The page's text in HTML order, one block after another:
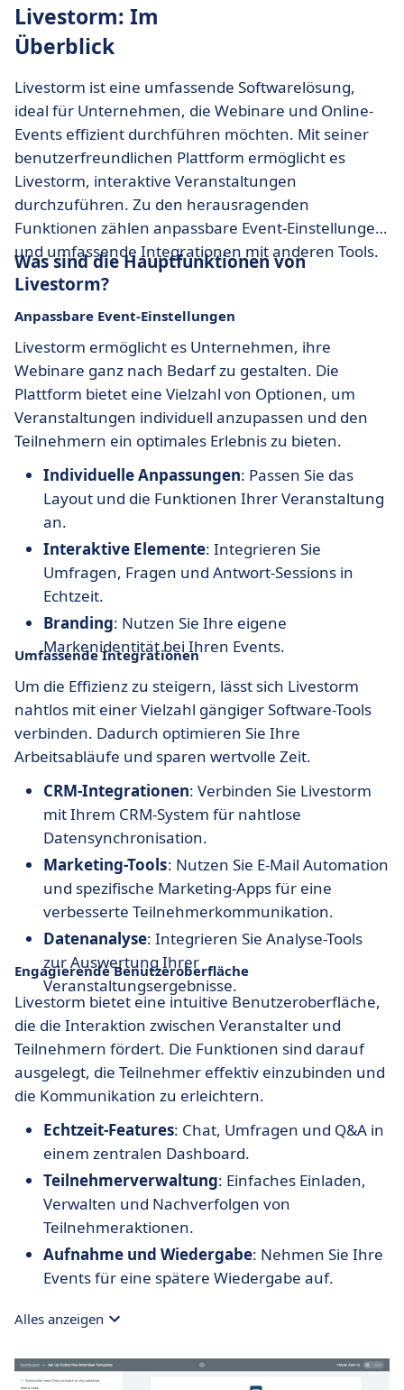
Livestorm: Im
Überblick
Livestorm ist eine umfassende Softwarelösung,
ideal für Unternehmen, die Webinare und Online-
Events effizient durchführen möchten. Mit seiner
benutzerfreundlichen Plattform ermöglicht es
Livestorm, interaktive Veranstaltungen
durchzuführen. Zu den herausragenden
Funktionen zählen anpassbare Event-Einstellungen
und umfassende Integrationen mit anderen Tools.
Was sind die Hauptfunktionen von
Livestorm?
Anpassbare Event-Einstellungen
Livestorm ermöglicht es Unternehmen, ihre
Webinare ganz nach Bedarf zu gestalten. Die
Plattform bietet eine Vielzahl von Optionen, um
Veranstaltungen individuell anzupassen und den
Teilnehmern ein optimales Erlebnis zu bieten.
Individuelle Anpassungen: Passen Sie das
Layout und die Funktionen Ihrer Veranstaltung
an.
Interaktive Elemente: Integrieren Sie
Umfragen, Fragen und Antwort-Sessions in
Echtzeit.
Branding: Nutzen Sie Ihre eigene
Markenidentität bei Ihren Events.
Umfassende Integrationen
Um die Effizienz zu steigern, lässt sich Livestorm
nahtlos mit einer Vielzahl gängiger Software-Tools
verbinden. Dadurch optimieren Sie Ihre
Arbeitsabläufe und sparen wertvolle Zeit.
CRM-Integrationen: Verbinden Sie Livestorm
mit Ihrem CRM-System für nahtlose
Datensynchronisation.
Marketing-Tools: Nutzen Sie E-Mail Automation
und spezifische Marketing-Apps für eine
verbesserte Teilnehmerkommunikation.
Datenanalyse: Integrieren Sie Analyse-Tools
zur Auswertung Ihrer
Veranstaltungsergebnisse.
Engagierende Benutzeroberfläche
Livestorm bietet eine intuitive Benutzeroberfläche,
die die Interaktion zwischen Veranstalter und
Teilnehmern fördert. Die Funktionen sind darauf
ausgelegt, die Teilnehmer effektiv einzubinden und
die Kommunikation zu erleichtern.
Echtzeit-Features: Chat, Umfragen und Q&A in
einem zentralen Dashboard.
Teilnehmerverwaltung: Einfaches Einladen,
Verwalten und Nachverfolgen von
Teilnehmeraktionen.
Aufnahme und Wiedergabe: Nehmen Sie Ihre
Events für eine spätere Wiedergabe auf.
Alles anzeigen